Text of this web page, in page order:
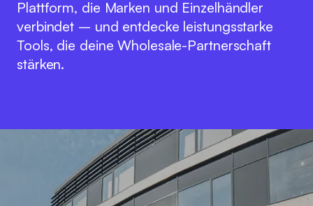
Plattform, die Marken und Einzelhändler
verbindet – und entdecke leistungsstarke
Tools, die deine Wholesale-Partnerschaft
stärken.